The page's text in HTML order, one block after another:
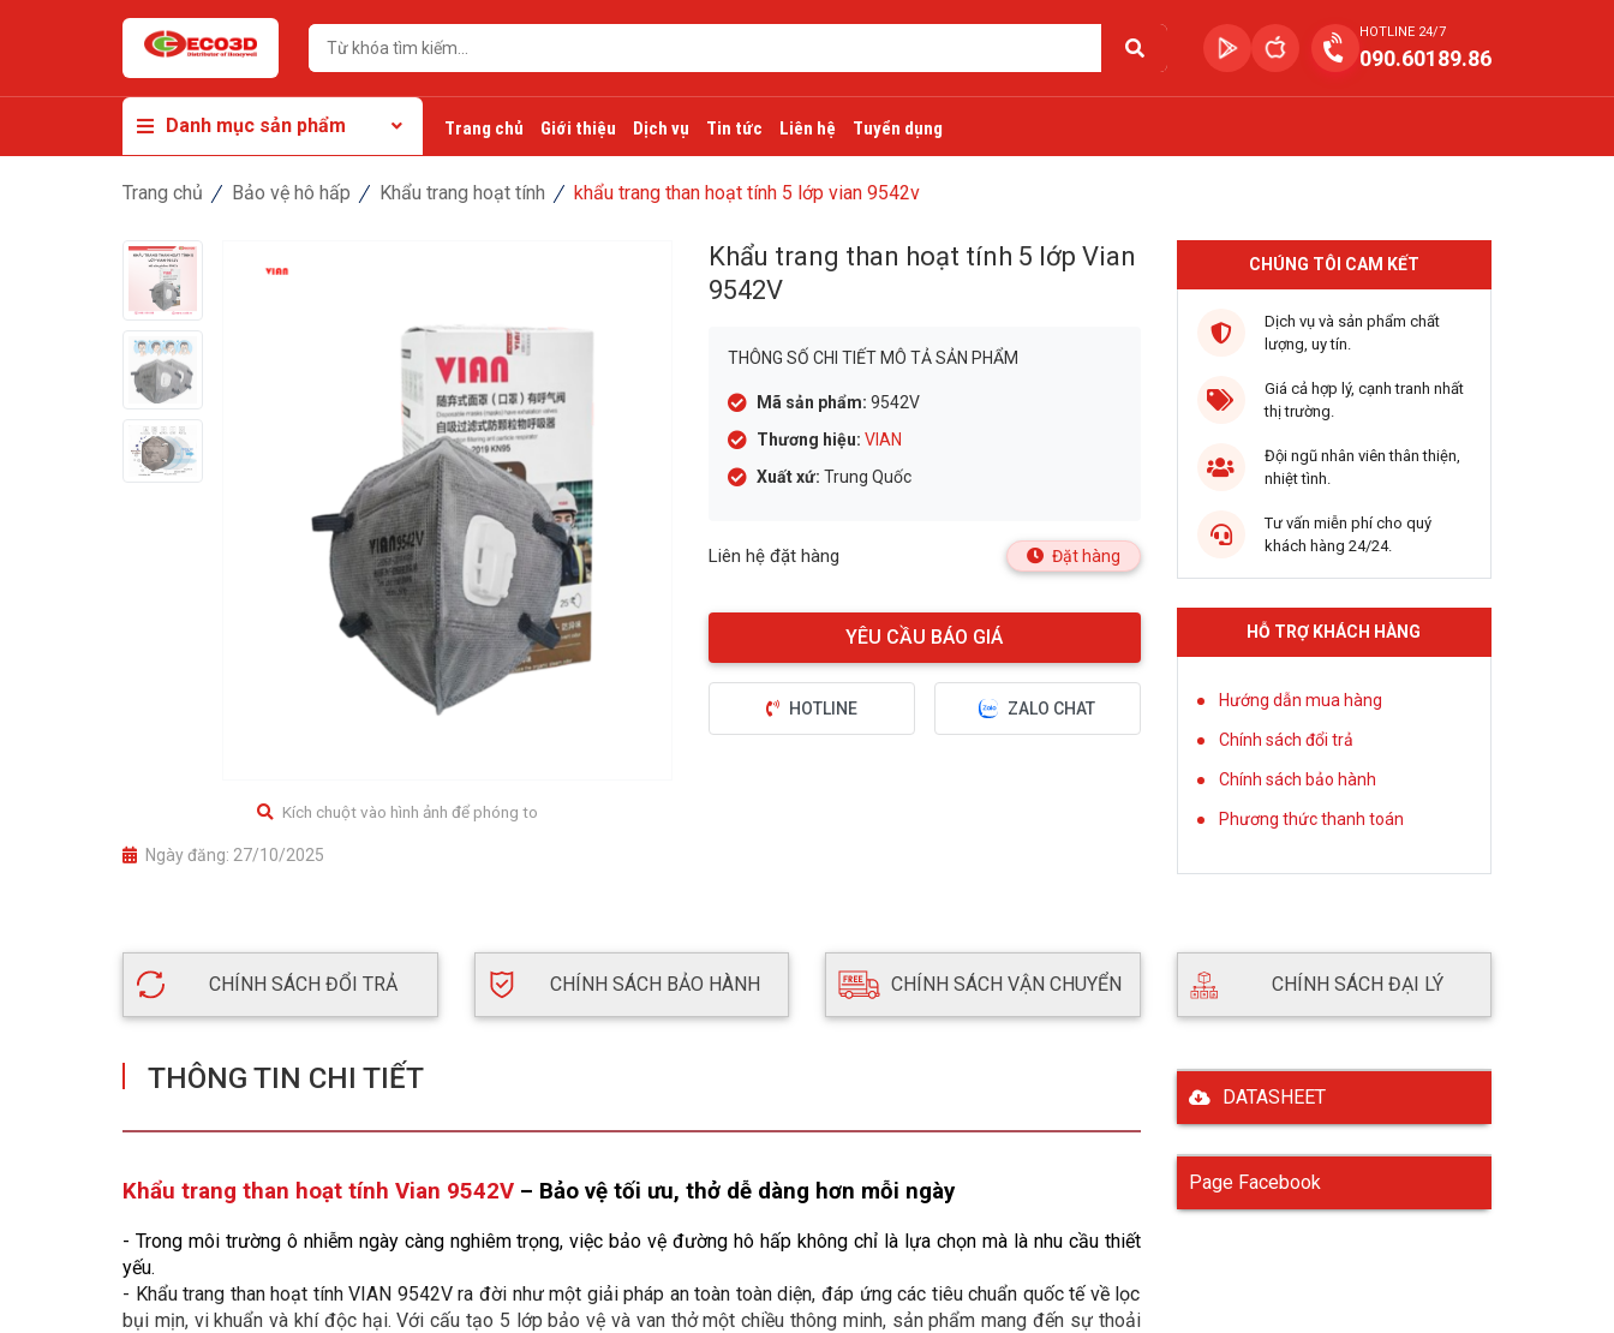
HOTLINE 24/7
090.60189.86
Danh mục sản phẩm Trang chủ Giới thiệu Dịch vụ Tin tức Liên hệ Tuyển dụng
Trang chủ Bảo vệ hô hấp Khẩu trang hoạt tính khẩu trang than hoạt tính 5 lớp vian 9542v
Kích chuột vào hình ảnh để phóng to
Ngày đăng: 27/10/2025
Khẩu trang than hoạt tính 5 lớp Vian
9542V
THÔNG SỐ CHI TIẾT MÔ TẢ SẢN PHẨM
Mã sản phẩm: 9542V
Thương hiệu: VIAN
Xuất xứ: Trung Quốc
Liên hệ đặt hàng Đặt hàng
HOTLINE ZALO CHAT
CHÚNG TÔI CAM KẾT
Dịch vụ và sản phẩm chất
lượng, uy tín.
Giá cả hợp lý, cạnh tranh nhất
thị trường.
Đội ngũ nhân viên thân thiện,
nhiệt tình.
Tư vấn miễn phí cho quý
khách hàng 24/24.
HỖ TRỢ KHÁCH HÀNG
Hướng dẫn mua hàng
Chính sách đổi trả
Chính sách bảo hành
Phương thức thanh toán
CHÍNH SÁCH ĐỔI TRẢ CHÍNH SÁCH BẢO HÀNH CHÍNH SÁCH VẬN CHUYỂN CHÍNH SÁCH ĐẠI LÝ
THÔNG TIN CHI TIẾT
Khẩu trang than hoạt tính Vian 9542V – Bảo vệ tối ưu, thở dễ dàng hơn mỗi ngày
- Trong môi trường ô nhiễm ngày càng nghiêm trọng, việc bảo vệ đường hô hấp không chỉ là lựa chọn mà là nhu cầu thiết
yếu.
- Khẩu trang than hoạt tính VIAN 9542V ra đời như một giải pháp an toàn toàn diện, đáp ứng các tiêu chuẩn quốc tế về lọc
bụi mịn, vi khuẩn và khí độc hại. Với cấu tạo 5 lớp bảo vệ và van thở một chiều thông minh, sản phẩm mang đến sự thoải
DATASHEET
Page Facebook